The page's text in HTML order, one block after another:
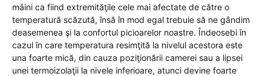
mâini ca fiind extremităţile cele mai afectate de către o
temperatură scăzută, însă în mod egal trebuie să ne gândim
deasemenea şi la confortul picioarelor noastre. Îndeosebi în
cazul în care temperatura resimţită la nivelul acestora este
una foarte mică, din cauza poziţionării camerei sau a lipsei
unei termoizolaţii la nivele inferioare, atunci devine foarte